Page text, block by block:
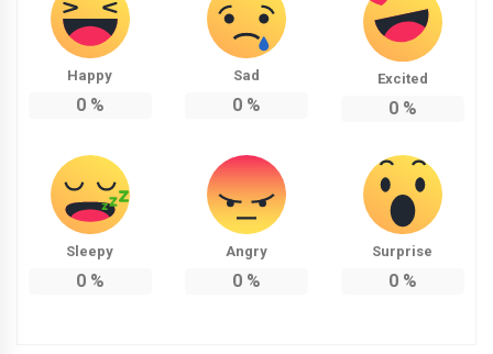
Happy
0%
Sad
0%
Excited
0%
Sleepy
0%
Angry
0%
Surprise
0%